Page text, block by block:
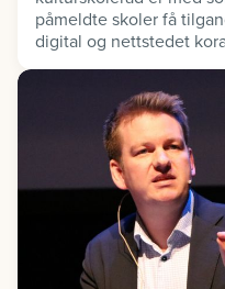
påmeldte skoler få
digital og nettstedet